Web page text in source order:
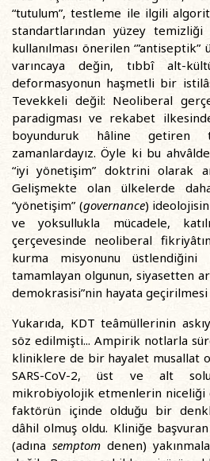
“tutulum”, testleme ile ilgili
standartlarından yüzey
kullanılması önerilen ‘”antiseptik”
varıncaya değin, tıbbî alt-
deformasyonun haşmetli bir
Tevekkeli değil: Neoliberal
paradigması ve rekabet
boyunduruk hâline getiren
zamanlardayız. Öyle ki bu
“iyi yönetişim” doktrini olarak
Gelişmekte olan ülkelerde
“yönetişim” (governance)
ve yoksullukla mücadele,
çerçevesinde neoliberal
kurma misyonunu
tamamlayan olgunun, siyasetten
demokrasisi”nin hayata
Yukarıda, KDT teâmüllerinin
söz edilmişti... Ampirik notlarla
kliniklere de bir hayalet musallat
SARS-CoV-2, üst ve alt
mikrobiyolojik etmenlerin niceliği
faktörün içinde olduğu bir
dâhil olmuş oldu. Kliniğe
(adına semptomdenen)